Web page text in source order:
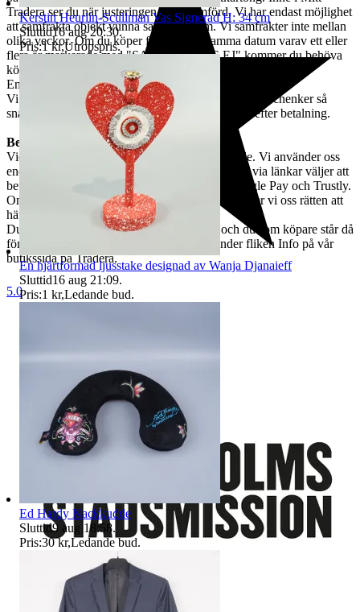
Tradera ser du när justeringen är genomförd. Vi har endast möjlighet
att samfrakta objekt vunna samma datum. Vi samfrakter inte mellan
olika veckor. Om du köper flera objekt samma datum varav ett eller
flera är markerade med "SAMFRAKTAS EJ" kommer du behöva
köpa extra frakter. I dessa fall kommer vi kontakta dig.
Endast köpare inom EU / Only buyers within EU.
Vi samarbetar med Schenker. Varorna skickas med Schenker så
snabbt som möjligt och alltid inom 5 arbetsdagar efter betalning.
Betalning och ångerrätt
Vid vunnen auktion bör betalning ske omgående. Vi använder oss
endast av Traderabetalning, vilket innebär att du via länkar väljer att
betala med Swish, kort, Klarna, Apple Pay, Google Pay och Trustly.
Om betalning inte skett inom fem dagar förbehåller vi oss rätten att
häva köpet.
Du har rätt att ångra köpet inom 14 dagar, och du som köpare står då
för returfrakten. Mer om returer hittar du under fliken Info på vår
butikssida på Tradera.
5.0
Kerstin Heurlin-Scullman Vas Signerad H: 34 cm
Sluttid16 aug 20:30.
Pris:1 kr,Utropspris.
En hjärtformad ljusstake designad av Wanja Djanaieff
Sluttid16 aug 21:09.
Pris:1 kr,Ledande bud.
Ed Hardy Nackkudde
Sluttid9 aug 18:58.
Pris:30 kr,Ledande bud.